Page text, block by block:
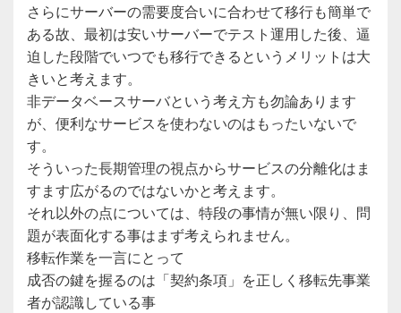
さらにサーバーの需要度合いに合わせて移行も簡単で
ある故、最初は安いサーバーでテスト運用した後、逼
迫した段階でいつでも移行できるというメリットは大
きいと考えます。
非データベースサーバという考え方も勿論あります
が、便利なサービスを使わないのはもったいないで
す。
そういった長期管理の視点からサービスの分離化はま
すます広がるのではないかと考えます。
それ以外の点については、特段の事情が無い限り、問
題が表面化する事はまず考えられません。
移転作業を一言にとって
成否の鍵を握るのは「契約条項」を正しく移転先事業
者が認識している事